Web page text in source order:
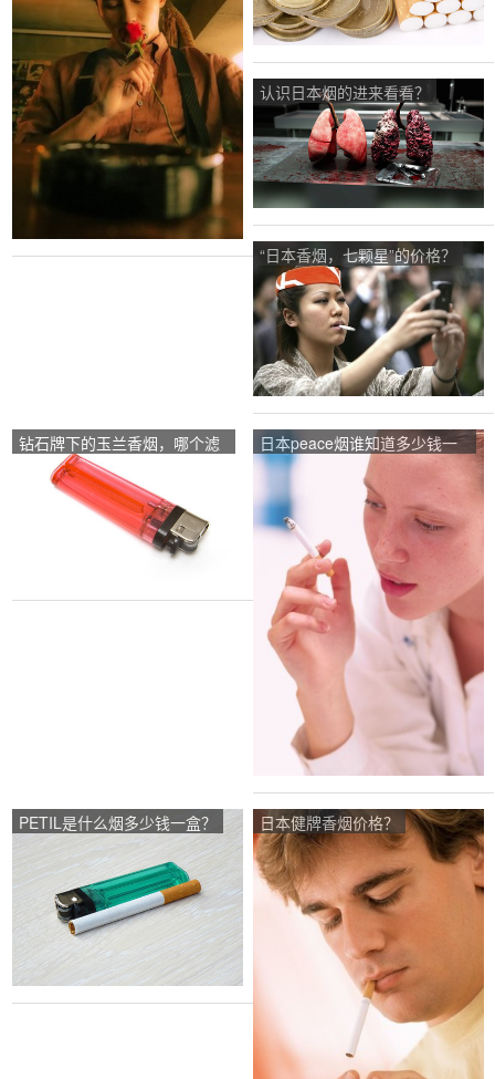
认识日本烟的进来看看？
“日本香烟，七颗星”的价格？
钻石牌下的玉兰香烟，哪个滤
嘴特别长而且空心的玉兰具体
叫什么？
日本peace烟谁知道多少钱一
盒啊？
PETIL是什么烟多少钱一盒？ 日本健牌香烟价格？